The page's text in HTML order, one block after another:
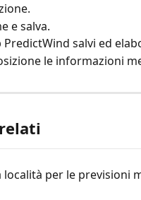
e salva.
PredictWind salvi ed
le informazioni
per le previsioni